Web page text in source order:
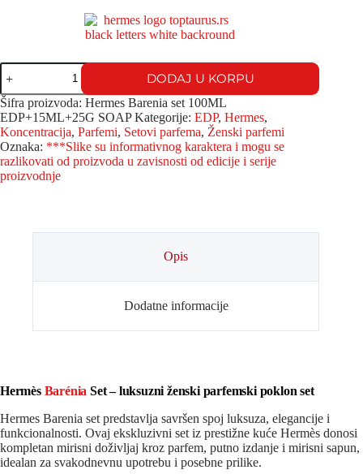
DODAJ U KORPU
Šifra proizvoda: Hermes Barenia set 100ML
EDP+15ML+25G SOAP Kategorije: EDP, Hermes,
Koncentracija, Parfemi, Setovi parfema, Ženski parfemi
Oznaka: ***Slike su informativnog karaktera i mogu se
razlikovati od proizvoda u zavisnosti od edicije i serije
proizvodnje
Opis
Dodatne informacije
Hermès Barénia Set – luksuzni ženski parfemski poklon set
Hermes Barenia set predstavlja savršen spoj luksuza, elegancije i
funkcionalnosti. Ovaj ekskluzivni set iz prestižne kuće Hermès donosi
kompletan mirisni doživljaj kroz parfem, putno izdanje i mirisni sapun,
idealan za svakodnevnu upotrebu i posebne prilike.